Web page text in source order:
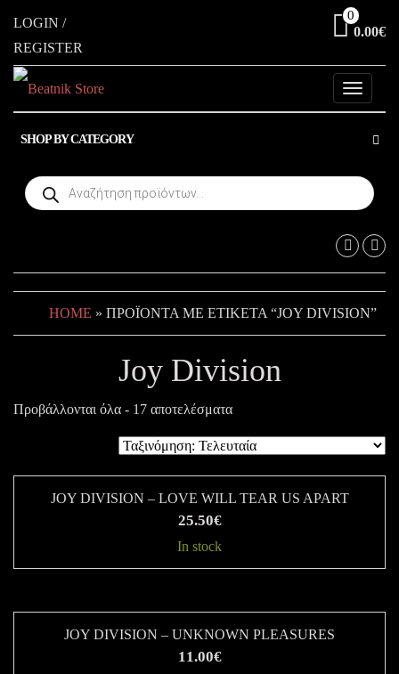
content
LOGIN /
REGISTER
0
0.00€
Toggle
SHOP BY CATEGORY
Products
search
HOME » ΠΡΟΪΌΝΤΑ ΜΕ ΕΤΙΚΈΤΑ “JOY DIVISION”
Joy Division
Προβάλλονται όλα - 17 αποτελέσματαSorted
by
latest
JOY DIVISION – LOVE WILL TEAR US APART
25.50€
In stock
JOY DIVISION – UNKNOWN PLEASURES
11.00€